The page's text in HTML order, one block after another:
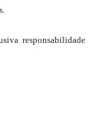
responsabilidade